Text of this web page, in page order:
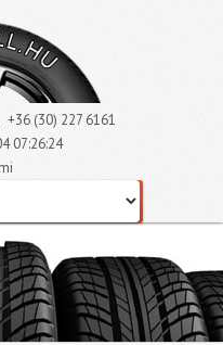
+36 (30) 227 6161
07:26:24